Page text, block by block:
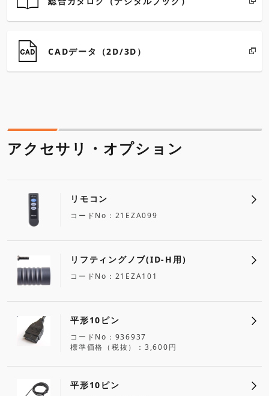
CADデータ（2D/3D）
アクセサリ・オプション
リモコン
コードNo 21EZA099
リフティングノブ(ID-H用)
コードNo 21EZA101
平形10ピン
コードNo
936937
標準価格（税抜）
3,600円
平形10ピン